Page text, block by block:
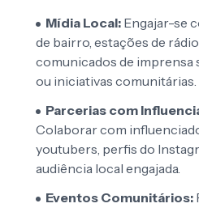
Mídia Local: Engajar-se
de bairro, estações de
comunicados de
ou iniciativas comunitárias.
Parcerias com
Colaborar com
youtubers, perfis do
audiência local engajada.
Eventos Comunitários: